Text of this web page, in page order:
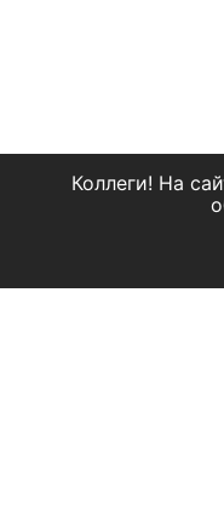
Коллеги! На